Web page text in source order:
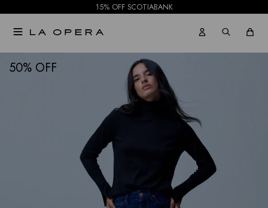
15% OFF SCOTIABANK

50 NOTIFICARME